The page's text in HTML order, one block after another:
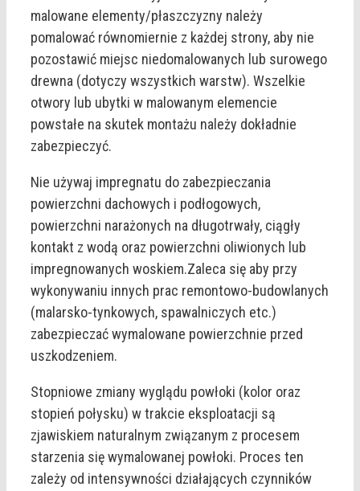
malowane elementy/płaszczyzny należy
pomalować równomiernie z każdej strony, aby nie
pozostawić miejsc niedomalowanych lub surowego
drewna (dotyczy wszystkich warstw). Wszelkie
otwory lub ubytki w malowanym elemencie
powstałe na skutek montażu należy dokładnie
zabezpieczyć.
Nie używaj impregnatu do zabezpieczania
powierzchni dachowych i podłogowych,
powierzchni narażonych na długotrwały, ciągły
kontakt z wodą oraz powierzchni oliwionych lub
impregnowanych woskiem.Zaleca się aby przy
wykonywaniu innych prac remontowo-budowlanych
(malarsko-tynkowych, spawalniczych etc.)
zabezpieczać wymalowane powierzchnie przed
uszkodzeniem.
Stopniowe zmiany wyglądu powłoki (kolor oraz
stopień połysku) w trakcie eksploatacji są
zjawiskiem naturalnym związanym z procesem
starzenia się wymalowanej powłoki. Proces ten
zależy od intensywności działających czynników